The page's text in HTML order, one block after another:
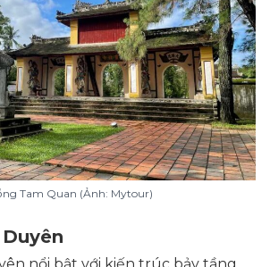
Tam Quan (Ảnh: Mytour)